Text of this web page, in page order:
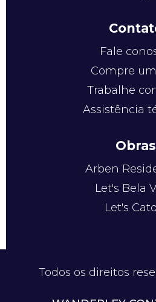
Fale
Compre
Trabalhe
Assistência
Obras
Arben
Let's Bela
Let's
Todos os direitos